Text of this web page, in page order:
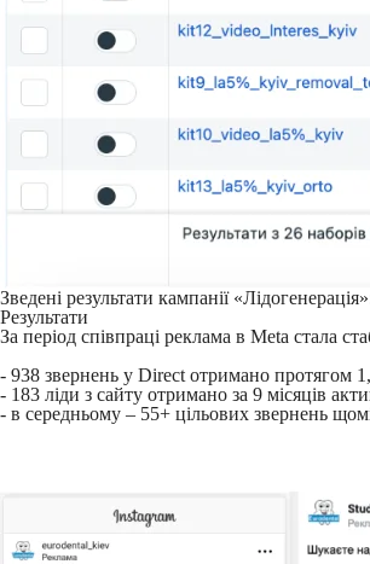
Зведені результати кампанії
Результати
За період співпраці реклама в Meta стала
- 938 звернень у Direct отримано протягом
- 183 ліди з сайту отримано за 9 місяців
- в середньому – 55+ цільових звернень